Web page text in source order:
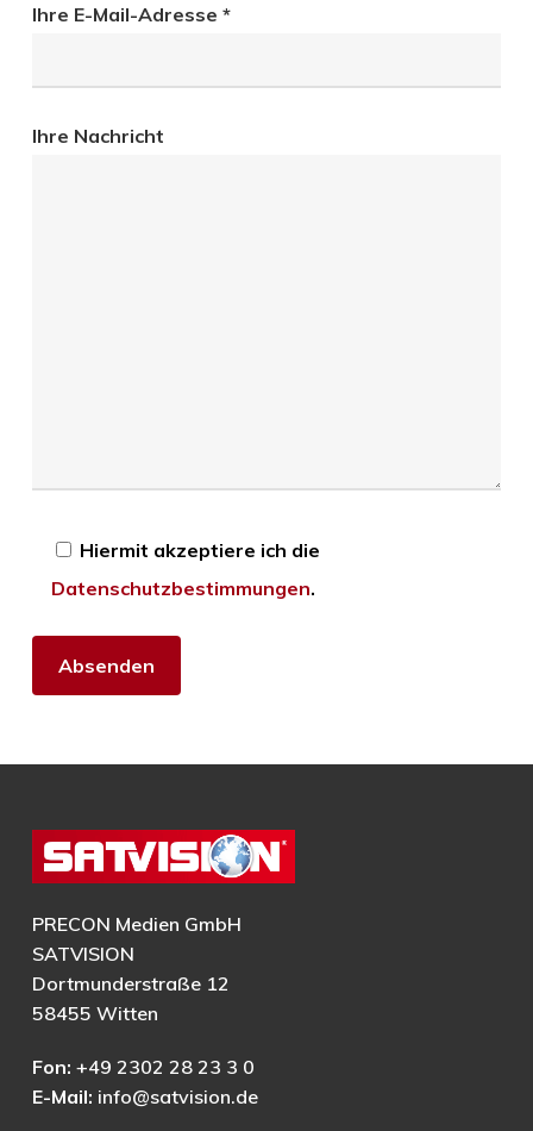
Ihre E-Mail-Adresse *
Ihre Nachricht
Hiermit akzeptiere ich die
Datenschutzbestimmungen.
PRECON Medien GmbH
SATVISION
Dortmunderstraße 12
58455 Witten
Fon: +49 2302 28 23 3 0
E-Mail: info@satvision.de